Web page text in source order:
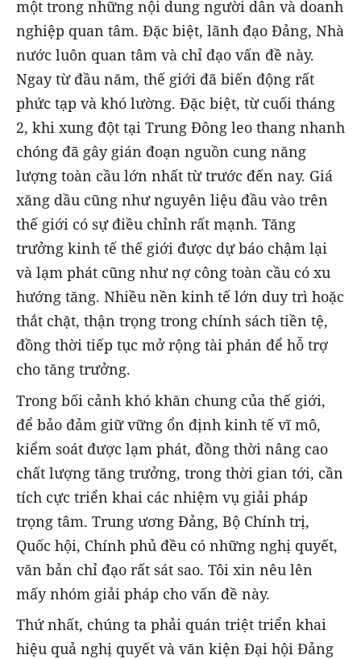
một trong những nội dung người dân và doanh
nghiệp quan tâm. Đặc biệt, lãnh đạo Đảng, Nhà
nước luôn quan tâm và chỉ đạo vấn đề này.
Ngay từ đầu năm, thế giới đã biến động rất
phức tạp và khó lường. Đặc biệt, từ cuối tháng
2, khi xung đột tại Trung Đông leo thang nhanh
chóng đã gây gián đoạn nguồn cung năng
lượng toàn cầu lớn nhất từ trước đến nay. Giá
xăng dầu cũng như nguyên liệu đầu vào trên
thế giới có sự điều chỉnh rất mạnh. Tăng
trưởng kinh tế thế giới được dự báo chậm lại
và lạm phát cũng như nợ công toàn cầu có xu
hướng tăng. Nhiều nền kinh tế lớn duy trì hoặc
thắt chặt, thận trọng trong chính sách tiền tệ,
đồng thời tiếp tục mở rộng tài phán để hỗ trợ
cho tăng trưởng.
Trong bối cảnh khó khăn chung của thế giới,
để bảo đảm giữ vững ổn định kinh tế vĩ mô,
kiểm soát được lạm phát, đồng thời nâng cao
chất lượng tăng trưởng, trong thời gian tới, cần
tích cực triển khai các nhiệm vụ giải pháp
trọng tâm. Trung ương Đảng, Bộ Chính trị,
Quốc hội, Chính phủ đều có những nghị quyết,
văn bản chỉ đạo rất sát sao. Tôi xin nêu lên
mấy nhóm giải pháp cho vấn đề này.
Thứ nhất, chúng ta phải quán triệt triển khai
hiệu quả nghị quyết và văn kiện Đại hội Đảng